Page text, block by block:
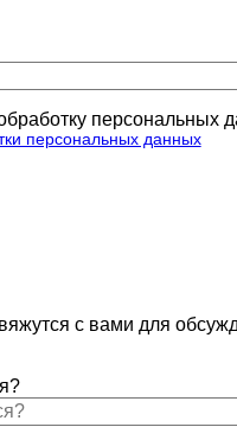
персональных
персональных данных
с вами для